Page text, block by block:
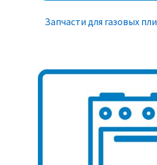
Запчасти для газовых